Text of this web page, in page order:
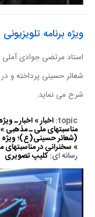
ویژه برنامه
استاد مرتضی جوادی آملی
شعائر حسینی پرداخته و
شرح می نماید.
topic: اخبار » اخبار ـ
مناسبتهای ملی ـ مذهبی
(شعائر حسینی(ع)؛ ویژه
» سخنرانی در
رسانه ای:کلیپ تصویری